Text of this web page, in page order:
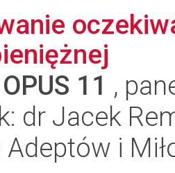
OPUS 11 ,
dr Jacek
Adeptów i